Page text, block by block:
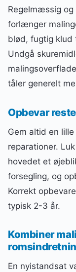
Regelmæssig
forlænger
blød, fugtig klud
Undgå
tåler generelt
Opbevar
Gem altid en
reparationer.
hovedet et
forsegling, og
Korrekt
typisk 2-3 år.
Kombiner
En nyistandsat